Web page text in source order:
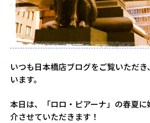
いつも日本橋店ブログをご覧いただ
います。
本日は、「ロロ・ピアーナ」の春夏
介させていただきます！